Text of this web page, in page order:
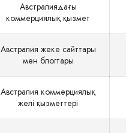
Австралиядағы
коммерциялық қызмет
Австралия жеке сайттары
мен блогтары
Австралия коммерциялық
желі қызметтері